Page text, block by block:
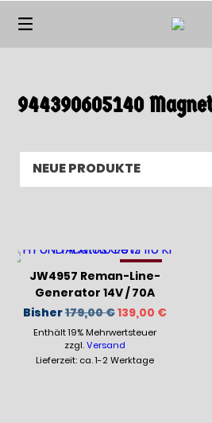
944390605140
-23%
JW4957 Reman-Line-
Generator 14V / 70A
Bisher179,00€Ursprünglicher
Preis
war:
179,00 €
139,00 €
Enthält 19% Mehrwertsteuer
zzgl.Versand
Lieferzeit: ca. 1-2 Werktage